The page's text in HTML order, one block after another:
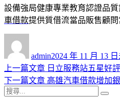
設備強局健康專業教育認證品
車借款提供質借流當品販售顧
admin佈
日
期:
2024 年 11 月 13 日
文
章
上一篇文章 上
一
日立服務站五星好
下一篇文章 下
高雄汽車借款增加
搜